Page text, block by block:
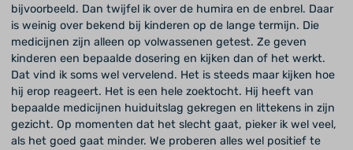
bijvoorbeeld. Dan twijfel ik over de humira en de enbrel. Daar
is weinig over bekend bij kinderen op de lange termijn. Die
medicijnen zijn alleen op volwassenen getest. Ze geven
kinderen een bepaalde dosering en kijken dan of het werkt.
Dat vind ik soms wel vervelend. Het is steeds maar kijken hoe
hij erop reageert. Het is een hele zoektocht. Hij heeft van
bepaalde medicijnen huiduitslag gekregen en littekens in zijn
gezicht. Op momenten dat het slecht gaat, pieker ik wel veel,
als het goed gaat minder. We proberen alles wel positief te